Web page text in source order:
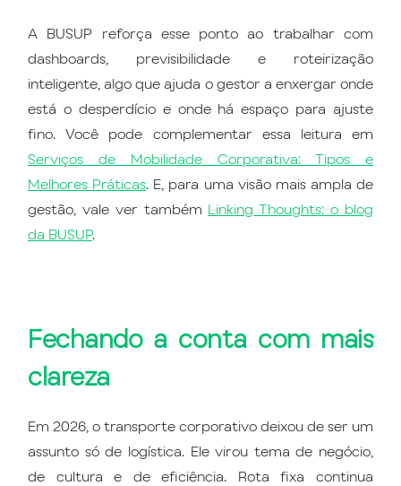
A BUSUP reforça esse ponto ao trabalhar com
dashboards, previsibilidade e roteirização
inteligente, algo que ajuda o gestor a enxergar onde
está o desperdício e onde há espaço para ajuste
fino. Você pode complementar essa leitura em
Serviços de Mobilidade Corporativa: Tipos e
Melhores Práticas. E, para uma visão mais ampla de
gestão, vale ver também Linking Thoughts: o blog
da BUSUP.
Fechando a conta com mais
clareza
Em 2026, o transporte corporativo deixou de ser um
assunto só de logística. Ele virou tema de negócio,
de cultura e de eficiência. Rota fixa continua